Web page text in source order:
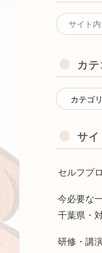
カ
サイ
セルフプ
今必要な
千葉県・
研修・講